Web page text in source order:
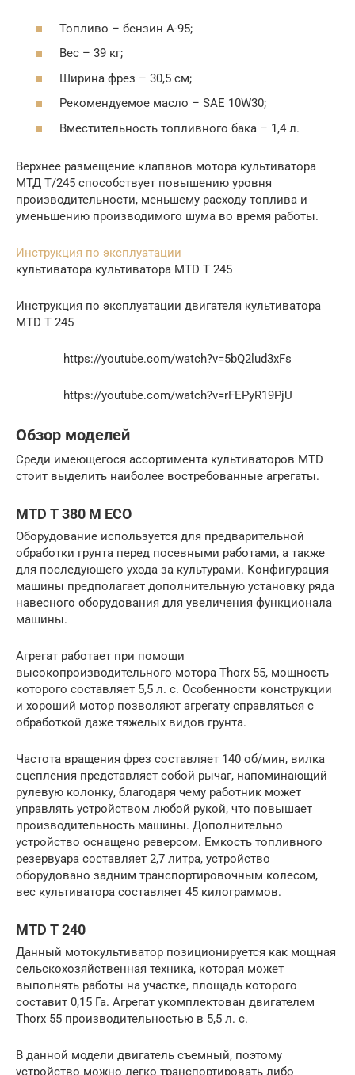
Топливо – бензин А-95;
Вес – 39 кг;
Ширина фрез – 30,5 см;
Рекомендуемое масло – SAE 10W30;
Вместительность топливного бака – 1,4 л.
Верхнее размещение клапанов мотора культиватора
МТД Т/245 способствует повышению уровня
производительности, меньшему расходу топлива и
уменьшению производимого шума во время работы.
Инструкция по эксплуатации
культиватора культиватора MTD T 245
Инструкция по эксплуатации двигателя культиватора
MTD T 245
https://youtube.com/watch?v=5bQ2lud3xFs
https://youtube.com/watch?v=rFEPyR19PjU
Обзор моделей
Среди имеющегося ассортимента культиваторов MTD
стоит выделить наиболее востребованные агрегаты.
MTD T 380 M ECO
Оборудование используется для предварительной
обработки грунта перед посевными работами, а также
для последующего ухода за культурами. Конфигурация
машины предполагает дополнительную установку ряда
навесного оборудования для увеличения функционала
машины.
Агрегат работает при помощи
высокопроизводительного мотора Thorx 55, мощность
которого составляет 5,5 л. с. Особенности конструкции
и хороший мотор позволяют агрегату справляться с
обработкой даже тяжелых видов грунта.
Частота вращения фрез составляет 140 об/мин, вилка
сцепления представляет собой рычаг, напоминающий
рулевую колонку, благодаря чему работник может
управлять устройством любой рукой, что повышает
производительность машины. Дополнительно
устройство оснащено реверсом. Емкость топливного
резервуара составляет 2,7 литра, устройство
оборудовано задним транспортировочным колесом,
вес культиватора составляет 45 килограммов.
MTD T 240
Данный мотокультиватор позиционируется как мощная
сельскохозяйственная техника, которая может
выполнять работы на участке, площадь которого
составит 0,15 Га. Агрегат укомплектован двигателем
Thorx 55 производительностью в 5,5 л. с.
В данной модели двигатель съемный, поэтому
устройство можно легко транспортировать либо